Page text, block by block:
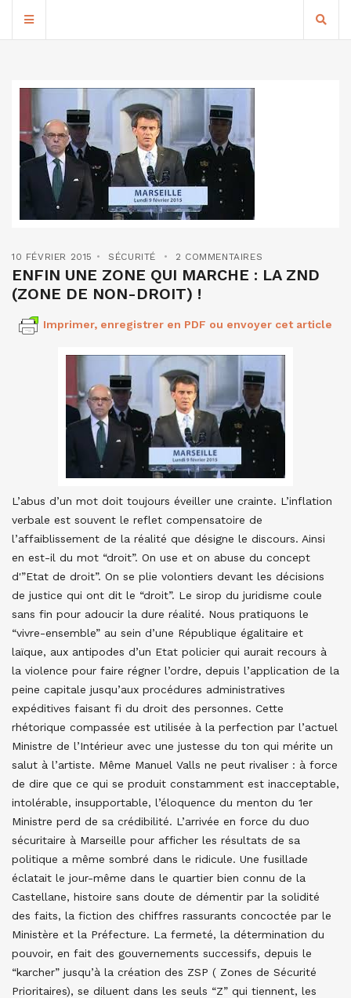
10 FÉVRIER 2015 SÉCURITÉ 2 COMMENTAIRES
ENFIN UNE ZONE QUI MARCHE : LA ZND
(ZONE DE NON-DROIT) !
Imprimer, enregistrer en PDF ou envoyer cet article
L’abus d’un mot doit toujours éveiller une crainte. L’inflation
verbale est souvent le reflet compensatoire de
l’affaiblissement de la réalité que désigne le discours. Ainsi
en est-il du mot “droit”. On use et on abuse du concept
d'”Etat de droit”. On se plie volontiers devant les décisions
de justice qui ont dit le “droit”. Le sirop du juridisme coule
sans fin pour adoucir la dure réalité. Nous pratiquons le
“vivre-ensemble” au sein d’une République égalitaire et
laïque, aux antipodes d’un Etat policier qui aurait recours à
la violence pour faire régner l’ordre, depuis l’application de la
peine capitale jusqu’aux procédures administratives
expéditives faisant fi du droit des personnes. Cette
rhétorique compassée est utilisée à la perfection par l’actuel
Ministre de l’Intérieur avec une justesse du ton qui mérite un
salut à l’artiste. Même Manuel Valls ne peut rivaliser : à force
de dire que ce qui se produit constamment est inacceptable,
intolérable, insupportable, l’éloquence du menton du 1er
Ministre perd de sa crédibilité. L’arrivée en force du duo
sécuritaire à Marseille pour afficher les résultats de sa
politique a même sombré dans le ridicule. Une fusillade
éclatait le jour-même dans le quartier bien connu de la
Castellane, histoire sans doute de démentir par la solidité
des faits, la fiction des chiffres rassurants concoctée par le
Ministère et la Préfecture. La fermeté, la détermination du
pouvoir, en fait des gouvernements successifs, depuis le
“karcher” jusqu’à la création des ZSP ( Zones de Sécurité
Prioritaires), se diluent dans les seuls “Z” qui tiennent, les